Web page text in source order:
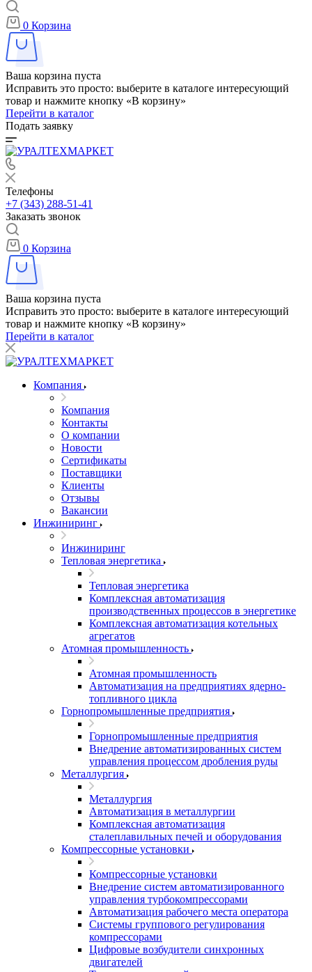
0 Корзина
Ваша корзина пуста
Исправить это просто: выберите в каталоге интересующий
товар и нажмите кнопку «В корзину»
Перейти в каталог
Подать заявку
Телефоны
+7 (343) 288-51-41
Заказать звонок
0 Корзина
Ваша корзина пуста
Исправить это просто: выберите в каталоге интересующий
товар и нажмите кнопку «В корзину»
Перейти в каталог
Компания
Компания
Контакты
О компании
Новости
Сертификаты
Поставщики
Клиенты
Отзывы
Вакансии
Инжиниринг
Инжиниринг
Тепловая энергетика
Тепловая энергетика
Комплексная автоматизация
производственных процессов в энергетике
Комплексная автоматизация котельных
агрегатов
Атомная промышленность
Атомная промышленность
Автоматизация на предприятиях ядерно-
топливного цикла
Горнопромышленные предприятия
Горнопромышленные предприятия
Внедрение автоматизированных систем
управления процессом дробления руды
Металлургия
Металлургия
Автоматизация в металлургии
Комплексная автоматизация
сталеплавильных печей и оборудования
Компрессорные установки
Компрессорные установки
Внедрение систем автоматизированного
управления турбокомпрессорами
Автоматизация рабочего места оператора
Системы группового регулирования
компрессорами
Цифровые возбудители синхронных
двигателей